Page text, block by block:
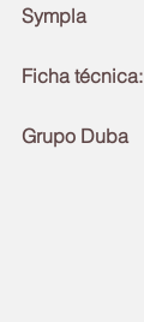
Sympla
Ficha técnica:
Grupo Duba